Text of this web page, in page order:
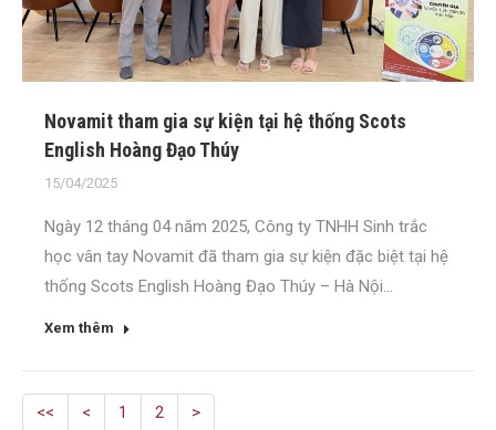
Novamit tham gia sự kiện tại hệ thống Scots
English Hoàng Đạo Thúy
15/04/2025
Ngày 12 tháng 04 năm 2025, Công ty TNHH Sinh trắc
học vân tay Novamit đã tham gia sự kiện đặc biệt tại hệ
thống Scots English Hoàng Đạo Thúy – Hà Nội...
Xem thêm
<< < 1 2 >